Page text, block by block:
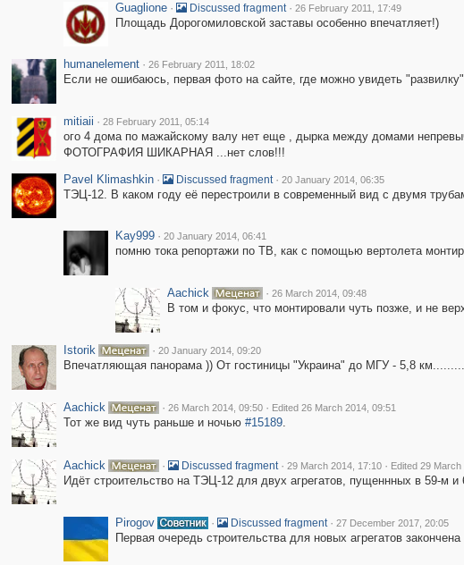
Guaglione · Discussed fragment · 26 February 2011, 17:49
Площадь Дорогомиловской заставы особенно впечатляет!)
humanelement · 26 February 2011, 18:02
Если не ошибаюсь, первая фото на сайте, где можно увидеть
mitiaii · 28 February 2011, 05:14
ого 4 дома по мажайскому валу нет еще , дырка между домами
ФОТОГРАФИЯ ШИКАРНАЯ ...нет слов!!!
Pavel Klimashkin · Discussed fragment · 20 January 2014, 06:35
ТЭЦ-12. В каком году её перестроили в современный вид с двумя
Kay999 · 20 January 2014, 06:41
помню тока репортажи по ТВ, как с помощью вертолета
Aachick · 26 March 2014, 09:48
В том и фокус, что монтировали чуть позже, и не
Istorik · 20 January 2014, 09:20
Впечатляющая панорама )) От гостиницы "Украина" до МГУ - 5,8
Aachick · 26 March 2014, 09:50 · Edited 26 March 2014, 09:51
Тот же вид чуть раньше и ночью #15189.
Aachick · Discussed fragment · 29 March 2014, 17:10 · Edited 29 March
Идёт строительство на ТЭЦ-12 для двух агрегатов, пущеннных в 59-м и
Pirogov · Discussed fragment · 27 December 2017, 20:05
Первая очередь строительства для новых агрегатов закончена